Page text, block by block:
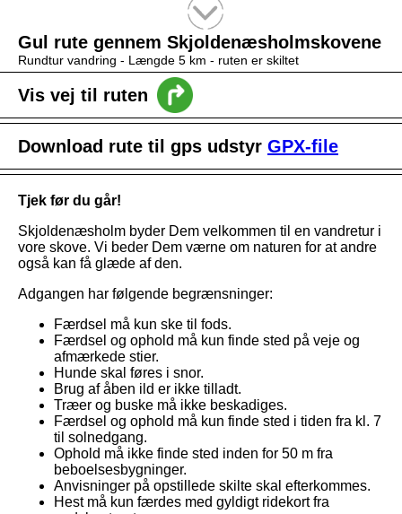
intro
Nyheder
Gul rute gennem Skjoldenæsholmskovene
Rundtur vandring - Længde 5 km - ruten er skiltet
Vis vej til ruten
Download rute til gps udstyr GPX-file
Tjek før du går!
Skjoldenæsholm byder Dem velkommen til en vandretur i
vore skove. Vi beder Dem værne om naturen for at andre
også kan få glæde af den.
Adgangen har følgende begrænsninger:
Færdsel må kun ske til fods.
Færdsel og ophold må kun finde sted på veje og
afmærkede stier.
Hunde skal føres i snor.
Brug af åben ild er ikke tilladt.
Træer og buske må ikke beskadiges.
Færdsel og ophold må kun finde sted i tiden fra kl. 7
til solnedgang.
Ophold må ikke finde sted inden for 50 m fra
beboelsesbygninger.
Anvisninger på opstillede skilte skal efterkommes.
Hest må kun færdes med gyldigt ridekort fra